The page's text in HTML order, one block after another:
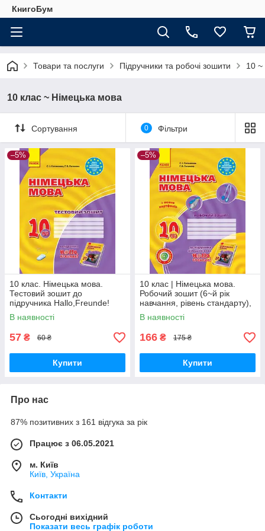
КнигоБум
Товари та послуги Підручники та робочі зошити 10 ~
10 клас ~ Німецька мова
Сортування 0 Фільтри
–5%
10 клас. Німецька мова.
Тестовий зошит до
підручника Hallo,Freunde!
Рівень стандарту Нова
програма (Сотнікова С.І.,
В наявності
57 ₴ 60 ₴
Купити
–5%
10 клас | Німецька мова.
Робочий зошит (6~й рік
навчання, рівень стандарту),
Сотникова | Ранок
В наявності
166 ₴ 175 ₴
Купити
Про нас
87% позитивних з 161 відгука за рік
Працює з 06.05.2021
м. Київ
Київ, Україна
Контакти
Сьогодні вихідний
Показати весь графік роботи